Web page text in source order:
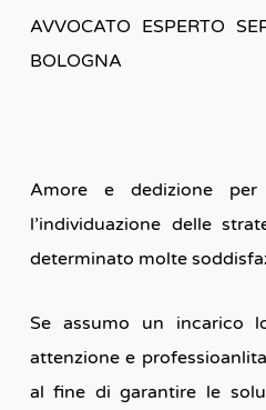
AVVOCATO ESPERTO
BOLOGNA
Amore e dedizione
l’individuazione delle
determinato molte
Se assumo un incarico
attenzione e
al fine di garantire le